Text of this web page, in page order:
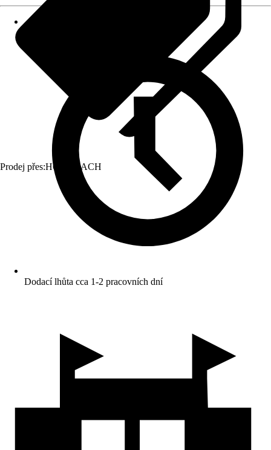
Prodej přes:HORNBACH
Dodací lhůta cca 1-2 pracovních dní